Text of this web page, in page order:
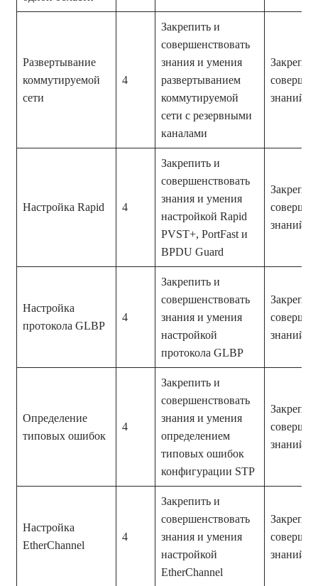
Развертывание
коммутируемой
сети
4
Закрепить и
совершенствовать
знания и умения
развертыванием
коммутируемой
сети с резервными
каналами
знаний и
Настройка Rapid 4
Закрепить и
совершенствовать
знания и умения
настройкой Rapid
PVST+, PortFast и
BPDU Guard
знаний и
Настройка
протокола GLBP
4
Закрепить и
совершенствовать
знания и умения
настройкой
протокола GLBP
знаний и
Определение
типовых ошибок
4
Закрепить и
совершенствовать
знания и умения
определением
типовых ошибок
конфигурации STP
знаний и
Настройка
EtherChannel
4
Закрепить и
совершенствовать
знания и умения
настройкой
EtherChannel
знаний и